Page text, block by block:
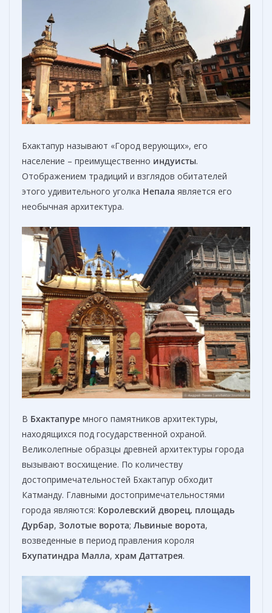
Бхактапур называют «Город верующих», его
население – преимущественно индуисты.
Отображением традиций и взглядов обитателей
этого удивительного уголка Непала является его
необычная архитектура.
В Бхактапуре много памятников архитектуры,
находящихся под государственной охраной.
Великолепные образцы древней архитектуры города
вызывают восхищение. По количеству
достопримечательностей Бхактапур обходит
Катманду. Главными достопримечательностями
города являются: Королевский дворец, площадь
Дурбар, Золотые ворота; Львиные ворота,
возведенные в период правления короля
Бхупатиндра Малла, храм Даттатрея.